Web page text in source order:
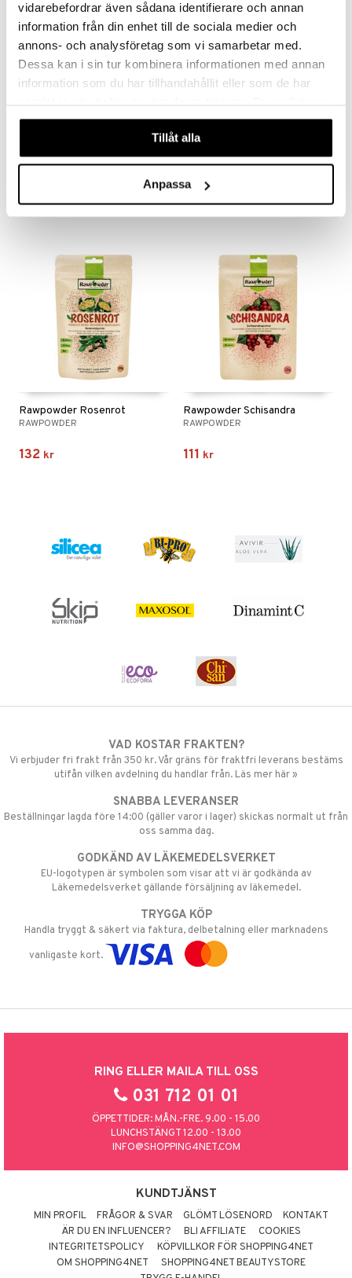
vidarebefordrar även sådana identifierare och annan
information från din enhet till de sociala medier och
annons- och analysföretag som vi samarbetar med.
Dessa kan i sin tur kombinera informationen med annan
information som du har tillhandahållit eller som de har
våra cookies vid fortsatt användande av vår webbplats.
Tillåt alla
Anpassa
RAWPOWDER RAWPOWDER
171 kr
Rawpowder Rosenrot
RAWPOWDER
132 kr
Rawpowder Schisandra
RAWPOWDER
111 kr
VAD KOSTAR FRAKTEN?
Vi erbjuder fri frakt från 350 kr. Vår gräns för fraktfri leverans bestäms
utifån vilken avdelning du handlar från. Läs mer här »
SNABBA LEVERANSER
Beställningar lagda före 14:00 (gäller varor i lager) skickas normalt ut från
oss samma dag.
GODKÄND AV LÄKEMEDELSVERKET
EU-logotypen är symbolen som visar att vi är godkända av
Läkemedelsverket gällande försäljning av läkemedel.
TRYGGA KÖP
Handla tryggt & säkert via faktura, delbetalning eller marknadens
vanligaste kort.
RING ELLER MAILA TILL OSS
031 712 01 01
ÖPPETTIDER: MÅN.-FRE. 9.00 - 15.00
LUNCHSTÄNGT 12.00 - 13.00
INFO@SHOPPING4NET.COM
KUNDTJÄNST
MIN PROFIL FRÅGOR & SVAR GLÖMT LÖSENORD
KONTAKT
ÄR DU EN INFLUENCER?
BLI AFFILIATE
COOKIES
INTEGRITETSPOLICY
KÖPVILLKOR FÖR SHOPPING4NET
OM SHOPPING4NET
SHOPPING4NET BEAUTYSTORE